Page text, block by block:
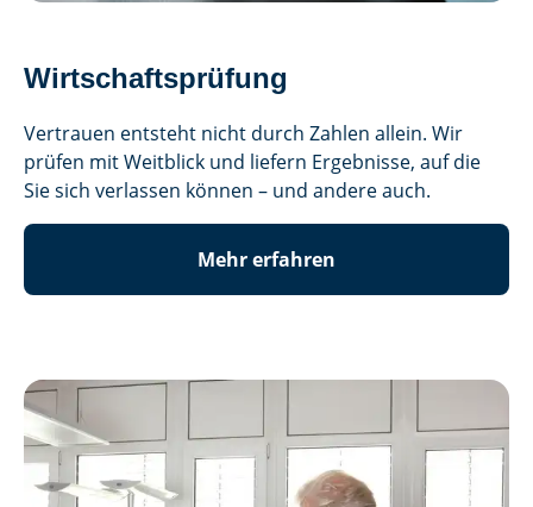
Wirtschafts­prüfung
Vertrauen entsteht nicht durch Zahlen allein. Wir
prüfen mit Weitblick und liefern Ergebnisse, auf die
Sie sich verlassen können – und andere auch.
Mehr erfahren